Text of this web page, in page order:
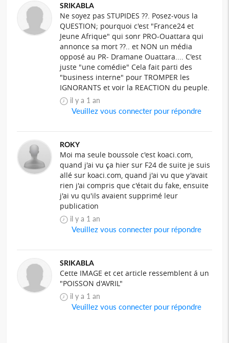
SRIKABLA
Ne soyez pas STUPIDES ??. Posez-vous la
QUESTION; pourquoi c'est "France24 et
Jeune Afrique" qui sonr PRO-Ouattara qui
annonce sa mort ??.. et NON un média
opposé au PR- Dramane Ouattara.... C'est
juste "une comédie" Cela fait parti des
"business interne" pour TROMPER les
IGNORANTS et voir la REACTION du peuple.
il y a 1 an
Veuillez vous connecter pour répondre
ROKY
Moi ma seule boussole c'est koaci.com,
quand j'ai vu ça hier sur F24 de suite je suis
allé sur koaci.com, quand j'ai vu que y'avait
rien j'ai compris que c'était du fake, ensuite
j'ai vu qu'ils avaient supprimé leur
publication
il y a 1 an
Veuillez vous connecter pour répondre
SRIKABLA
Cette IMAGE et cet article ressemblent á un
"POISSON d'AVRIL"
il y a 1 an
Veuillez vous connecter pour répondre